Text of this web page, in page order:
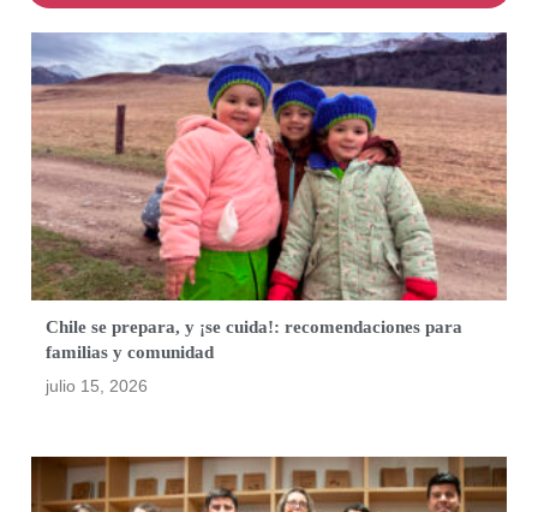
Chile se prepara, y ¡se cuida!: recomendaciones para
familias y comunidad
julio 15, 2026